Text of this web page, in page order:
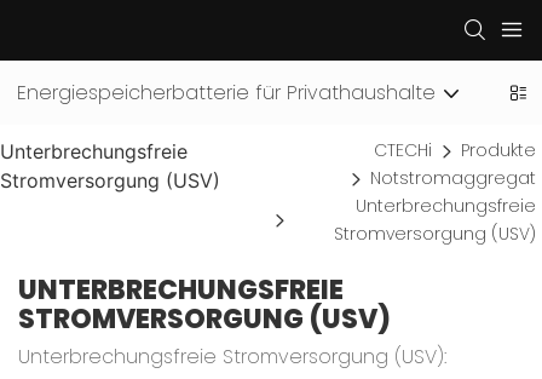
Energiespeicherbatterie für Privathaushalte
Unterbrechungsfreie
Stromversorgung (USV)
CTECHi
Produkte
Notstromaggregat
Unterbrechungsfreie
Stromversorgung (USV)
UNTERBRECHUNGSFREIE
STROMVERSORGUNG (USV)
Unterbrechungsfreie Stromversorgung (USV):